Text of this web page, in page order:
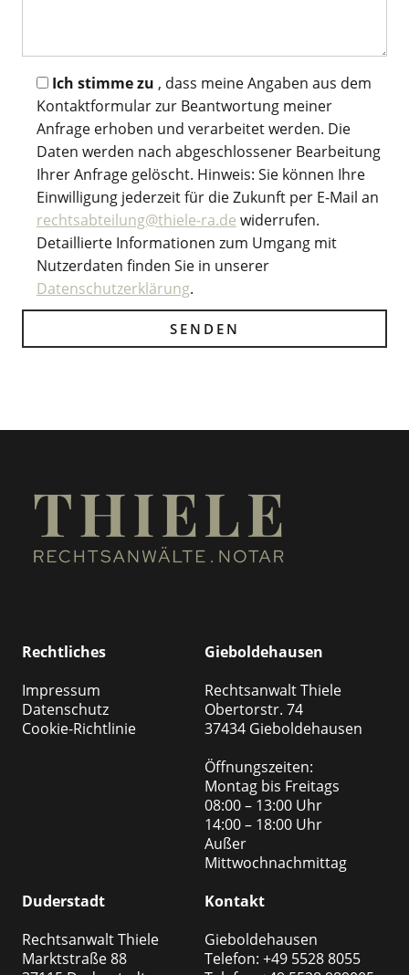
Ich stimme zu , dass meine Angaben aus dem
Kontaktformular zur Beantwortung meiner
Anfrage erhoben und verarbeitet werden. Die
Daten werden nach abgeschlossener Bearbeitung
Ihrer Anfrage gelöscht. Hinweis: Sie können Ihre
Einwilligung jederzeit für die Zukunft per E-Mail an
rechtsabteilung@thiele-ra.de widerrufen.
Detaillierte Informationen zum Umgang mit
Nutzerdaten finden Sie in unserer
Datenschutzerklärung.
Rechtliches
Impressum
Datenschutz
Cookie-Richtlinie
Gieboldehausen
Rechtsanwalt Thiele
Obertorstr. 74
37434 Gieboldehausen
Öffnungszeiten:
Montag bis Freitags
08:00 – 13:00 Uhr
14:00 – 18:00 Uhr
Außer
Mittwochnachmittag
Duderstadt
Rechtsanwalt Thiele
Marktstraße 88
Kontakt
Gieboldehausen
Telefon: +49 5528 8055